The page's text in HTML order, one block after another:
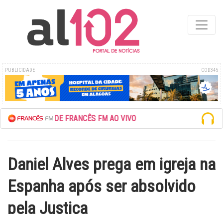
PUBLICIDADE COD345
A REDE FRANCÊS FM AO VIVO
Daniel Alves prega em igreja na
Espanha após ser absolvido
pela Justiça